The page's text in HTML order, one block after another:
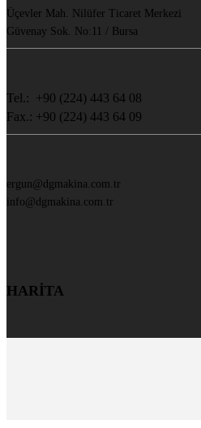
Üçevler Mah. Nilüfer Ticaret Merkezi
Güvenay Sok. No:11 / Bursa
Tel.: +90 (224) 443 64 08
Fax.: +90 (224) 443 64 09
ergun@dgmakina.com.tr
info@dgmakina.com.tr
HARİTA